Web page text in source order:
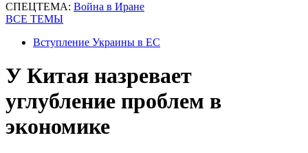
СПЕЦТЕМА: Война в Иране
ВСЕ ТЕМЫ
Вступление Украины в ЕС
У Китая назревает
углубление проблем в
экономике